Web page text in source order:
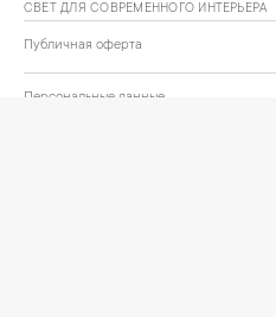
СВЕТ ДЛЯ СОВРЕМЕННОГО ИНТЕРЬЕРА
Публичная оферта
Персональные данные